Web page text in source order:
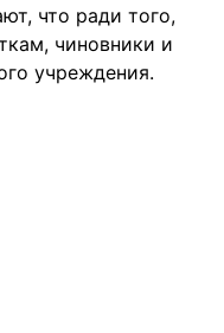
что ради того,
чиновники и
учреждения.